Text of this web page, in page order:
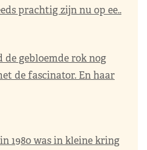
prachtig zijn nu op ee..
gebloemde rok nog
de fascinator. En haar
1980 was in kleine kring